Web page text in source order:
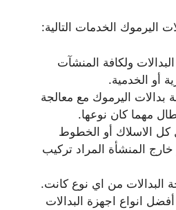
اليرموك الخدمات التالية:
ولكافة المنشآت
أو الخدمية.
بدالات اليرموك مع معالجة
مهما كان نوعها.
كل الاسلاك أو الخطوط
خارج المنشأة المراد تركيب
البدالات من اي نوع كانت.
انواع اجهزة البدالات